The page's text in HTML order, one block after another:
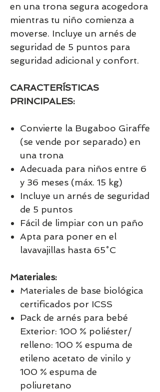
en una trona segura acogedora
mientras tu niño comienza a
moverse. Incluye un arnés de
seguridad de 5 puntos para
seguridad adicional y confort.
CARACTERÍSTICAS
PRINCIPALES:
Convierte la Bugaboo Giraffe
(se vende por separado) en
una trona
Adecuada para niños entre 6
y 36 meses (máx. 15 kg)
Incluye un arnés de seguridad
de 5 puntos
Fácil de limpiar con un paño
Apta para poner en el
lavavajillas hasta 65˚C
Materiales:
Materiales de base biológica
certificados por ICSS
Pack de arnés para bebé
Exterior: 100 % poliéster/
relleno: 100 % espuma de
etileno acetato de vinilo y
100 % espuma de
poliuretano